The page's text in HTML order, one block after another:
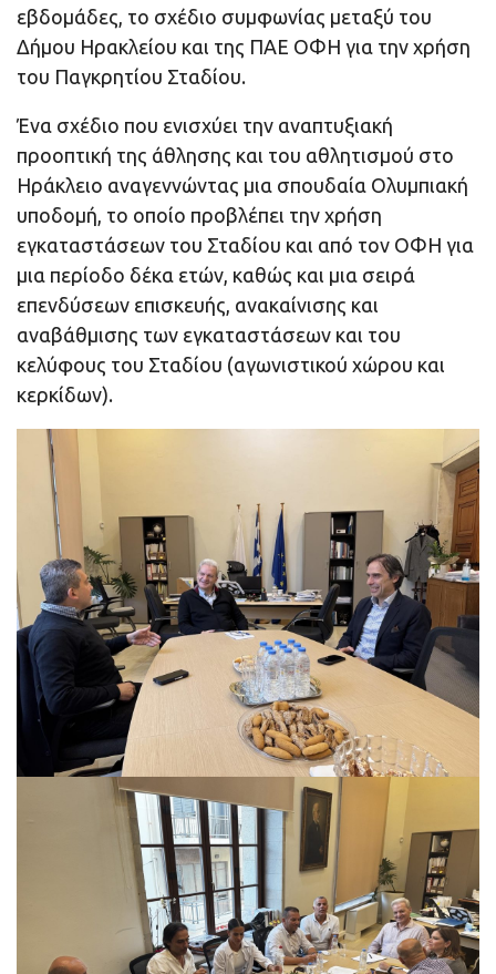
εβδομάδες, το σχέδιο συμφωνίας μεταξύ του
Δήμου Ηρακλείου και της ΠΑΕ ΟΦΗ για την χρήση
του Παγκρητίου Σταδίου.
Ένα σχέδιο που ενισχύει την αναπτυξιακή
προοπτική της άθλησης και του αθλητισμού στο
Ηράκλειο αναγεννώντας μια σπουδαία Ολυμπιακή
υποδομή, το οποίο προβλέπει την χρήση
εγκαταστάσεων του Σταδίου και από τον ΟΦΗ για
μια περίοδο δέκα ετών, καθώς και μια σειρά
επενδύσεων επισκευής, ανακαίνισης και
αναβάθμισης των εγκαταστάσεων και του
κελύφους του Σταδίου (αγωνιστικού χώρου και
κερκίδων).